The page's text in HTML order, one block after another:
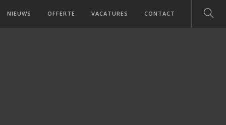
NIEUWS OFFERTE VACATURES CONTACT